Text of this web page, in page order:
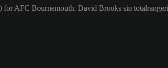
AFC Bournemouth. David Brooks sin